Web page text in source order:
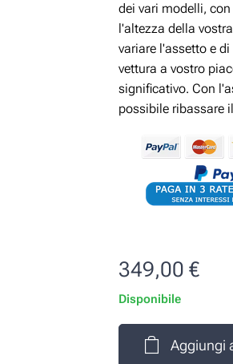
dei vari modelli,
l'altezza della
variare l'assetto e
vettura a vostro
significativo. Con
possibile ribassare
349,00 €
Disponibile
Aggiungi